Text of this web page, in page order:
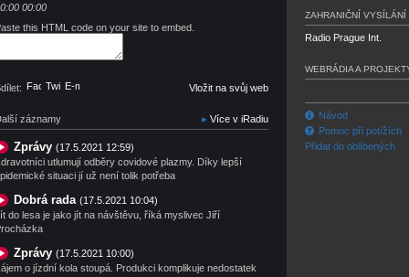
00:00
this HTML code on your site to embed.
Facebook
TwitterE-mail Vložit na svůj web
záznamy Více v iRadiu
Zprávy (17.5.2021 12:59)
utlumují odběry covidové plazmy. Díky lepší
situaci jí už není tolik potřeba
Dobrá rada (17.5.2021 10:04)
do lesa je jako jít na návštěvu, říká myslivec Jiří
Zprávy (17.5.2021 10:00)
o jízdní kola stoupá. Produkci komplikuje nedostatek
ZAHRANIČNÍ VYSÍLÁNÍ
Radio Prague Int.
WEBRÁDIA A
Návod
Pomoc při potížích
Přidat do oblíbených